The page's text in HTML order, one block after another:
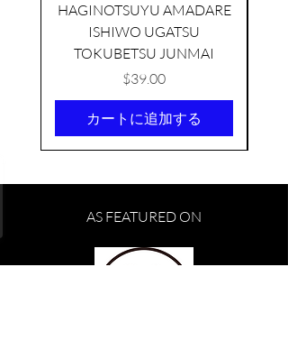
HAGINOTSUYU AMADARE
ISHIWO UGATSU
TOKUBETSU JUNMAI
価格
$39.00
カートに追加する
AS FEATURED ON